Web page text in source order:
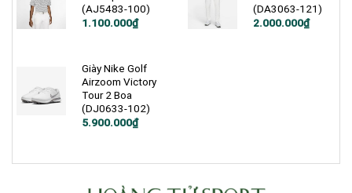
(AJ5483-100)
Giá
1.100.000₫
Giá
1.100.000₫.
(DA3063-121)
Giá
2.000.000₫
Giá
Giày Nike Golf
Airzoom Victory
Tour 2 Boa
(DJ0633-102)
Giá
5.900.000₫
Giá
5.900.000₫.